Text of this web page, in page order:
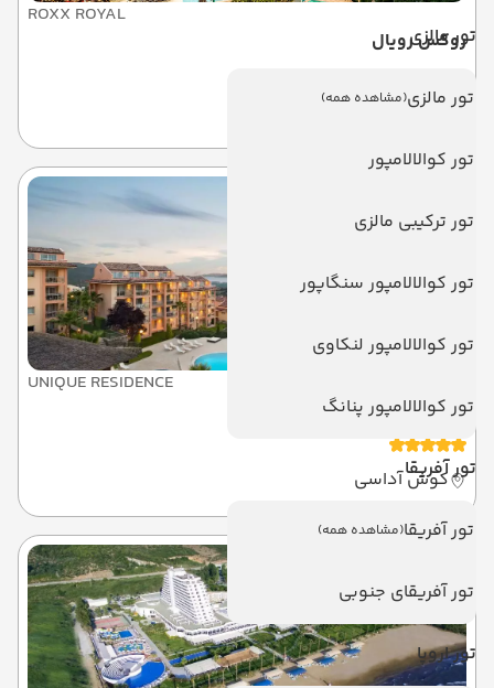
تور مالزی
تور مالزی(مشاهده همه)
تور کوالالامپور
تور ترکیبی مالزی
تور کوالالامپور سنگاپور
تور کوالالامپور لنکاوی
تور کوالالامپور پنانگ
تور آفریقا
تور آفریقا(مشاهده همه)
تور آفریقای جنوبی
تور اروپا
ROXX ROYAL
روکس رویال
کوش آداسی
UNIQUE RESIDENCE
یونیک رزیدنس
کوش آداسی